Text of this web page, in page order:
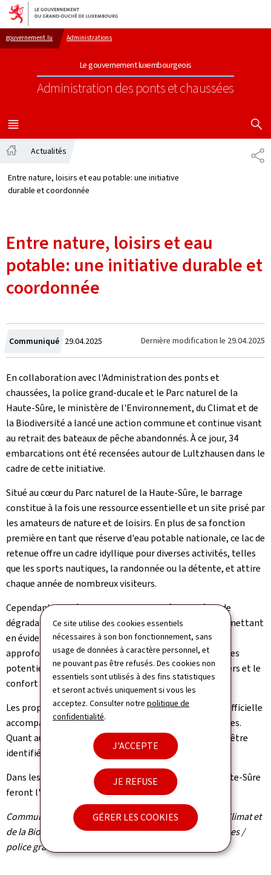
Ce site utilise des cookies essentiels
nécessaires à son bon fonctionnement, sans
usage de données à caractère personnel, et
ne pouvant pas être refusés. Des cookies non
essentiels sont utilisés à des fins statistiques
et seront activés uniquement si vous les
acceptez. Consulter notrepolitique de
confidentialité.
J'ACCEPTE
JE REFUSE
GÉRER LES COOKIES
Aller au menu principal
Aller au contenu
gouvernement.lu Administrations
Le gouvernement luxembourgeois
Administration des ponts et chaussées
MENU
PRINCIPAL
Actualités
Entre nature, loisirs et eau potable: une initiative
durable et coordonnée
Entre nature, loisirs et eau
potable: une initiative durable et
coordonnée
Communiqué Crée
le
29.04.2025 Dernière modification le 29.04.2025
En collaboration avec l'Administration des ponts et
chaussées, la police grand-ducale et le Parc naturel de la
Haute-Sûre, le ministère de l'Environnement, du Climat et de
la Biodiversité a lancé une action commune et continue visant
au retrait des bateaux de pêche abandonnés. À ce jour, 34
embarcations ont été recensées autour de Lultzhausen dans le
cadre de cette initiative.
Situé au cœur du Parc naturel de la Haute-Sûre, le barrage
constitue à la fois une ressource essentielle et un site prisé par
les amateurs de nature et de loisirs. En plus de sa fonction
première en tant que réserve d'eau potable nationale, ce lac de
retenue offre un cadre idyllique pour diverses activités, telles
que les sports nautiques, la randonnée ou la détente, et attire
chaque année de nombreux visiteurs.
Cependant, la présence de bateaux de pêche en état de
dégradation avancée a suscité des plaintes légitimes, mettant
en évidence l'urgence d'une opération de nettoyage
approfondie. Ces embarcations représentent des risques
potentiels pour l'environnement, la sécurité des usagers et le
confort des visiteurs.
Les propriétaires identifiés ont reçu une notification officielle
accompagnée d'informations sur les solutions possibles.
Quant aux bateaux dont les propriétaires n'ont pas pu être
identifiés, leur récupération a été décidée.
Dans les années à venir, d'autres zones du lac de la Haute-Sûre
feront l'objet d'initiatives similaires.
Communiqué par le ministère de l’Environnement, du Climat et
de la Biodiversité / Administration des ponts et chaussées /
police grand-ducale / Parc naturel de la Haute-Sûre